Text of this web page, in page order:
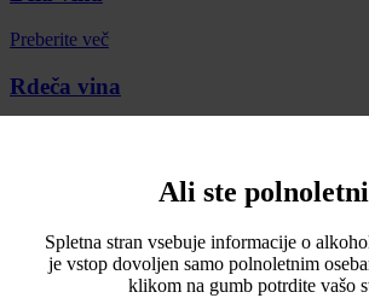
Ali ste
Spletna stran vsebuje informacije o
je vstop dovoljen samo polnoletnim
klikom na gumb potrdite vašo
Preberite več
Rdeča vina
Rose